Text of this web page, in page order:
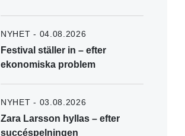
NYHET - 04.08.2026
Festival ställer in – efter
ekonomiska problem
NYHET - 03.08.2026
Zara Larsson hyllas – efter
succéspelningen